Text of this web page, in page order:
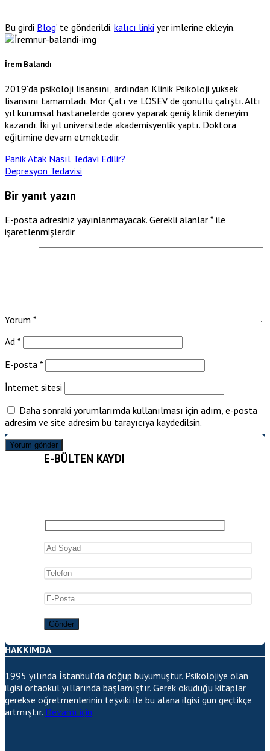
Bu girdi Blog’ te gönderildi. kalıcı linki yer imlerine ekleyin.
İrem Balandı
2019'da psikoloji lisansını, ardından Klinik Psikoloji yüksek
lisansını tamamladı. Mor Çatı ve LÖSEV'de gönüllü çalıştı. Altı
yıl kurumsal hastanelerde görev yaparak geniş klinik deneyim
kazandı. İki yıl üniversitede akademisyenlik yaptı. Doktora
eğitimine devam etmektedir.
Panik Atak Nasıl Tedavi Edilir?
Depresyon Tedavisi
Bir yanıt yazın
E-posta adresiniz yayınlanmayacak. Gerekli alanlar * ile
işaretlenmişlerdir
Yorum *
Ad *
E-posta *
İnternet sitesi
Daha sonraki yorumlarımda kullanılması için adım, e-posta
adresim ve site adresim bu tarayıcıya kaydedilsin.
E-BÜLTEN KAYDI
HAKKIMDA
1995 yılında İstanbul’da doğup büyümüştür. Psikolojiye olan
ilgisi ortaokul yıllarında başlamıştır. Gerek okuduğu kitaplar
gerekse öğretmenlerinin teşviki ile bu alana ilgisi gün geçtikçe
artmıştır. Devamı için